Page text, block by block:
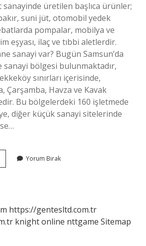
üretilen başlıca ürünler;
suni jüt, otomobil yedek
pompalar, mobilya ve
eşyası, ilaç ve tıbbi aletlerdir.
sanayi var? Bugün Samsun’da
sanayi bölgesi bulunmaktadır,
sınırları içerisinde,
Çarşamba, Havza ve Kavak
Bu bölgelerdeki 160 işletmede
diğer küçük sanayi sitelerinde
Yorum Bırak
https://gentesltd.com.tr
knight online nttgame Sitemap